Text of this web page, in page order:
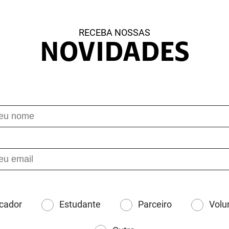
RECEBA NOSSAS
NOVIDADES
Estudante Parceiro